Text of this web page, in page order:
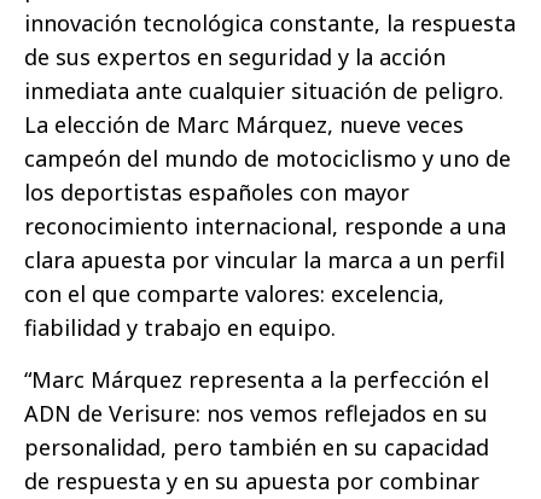
innovación tecnológica constante, la respuesta
de sus expertos en seguridad y la acción
inmediata ante cualquier situación de peligro.
La elección de Marc Márquez, nueve veces
campeón del mundo de motociclismo y uno de
los deportistas españoles con mayor
reconocimiento internacional, responde a una
clara apuesta por vincular la marca a un perfil
con el que comparte valores: excelencia,
fiabilidad y trabajo en equipo.
“Marc Márquez representa a la perfección el
ADN de Verisure: nos vemos reflejados en su
personalidad, pero también en su capacidad
de respuesta y en su apuesta por combinar